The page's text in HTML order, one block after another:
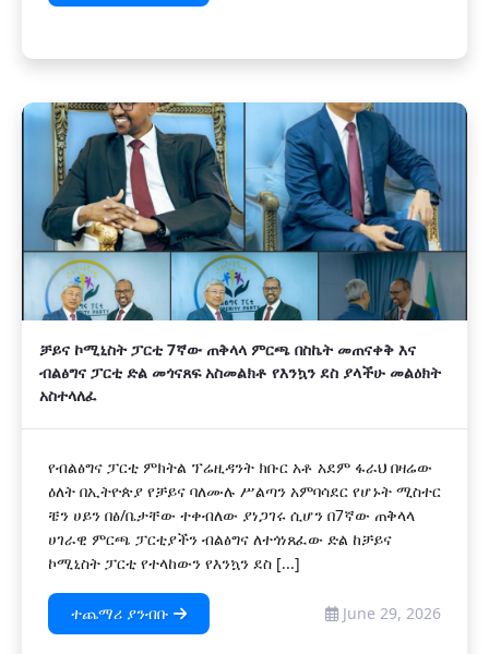
ቻይና ኮሚኒስት ፓርቲ 7ኛው ጠቅላላ ምርጫ በስኬት መጠናቀቅ እና
ብልፅግና ፓርቲ ድል መጎናጸፍ አስመልክቶ የእንኳን ደስ ያላችሁ መልዕክት
አስተላለፈ
የብልፅግና ፓርቲ ምክትል ፕሬዚዳንት ክቡር አቶ አደም ፋራህ በዛሬው
ዕለት በኢትዮጵያ የቻይና ባለሙሉ ሥልጣን አምባሳደር የሆኑት ሚስተር
ቼን ሀይን በፅ/ቤታቸው ተቀብለው ያነጋገሩ ሲሆን በ7ኛው ጠቅላላ
ሀገራዊ ምርጫ ፓርቲያችን ብልፅግና ለተጎነጸፈው ድል ከቻይና
ኮሚኒስት ፓርቲ የተላከውን የእንኳን ደስ [...]
ተጨማሪ ያንብቡ June 29, 2026